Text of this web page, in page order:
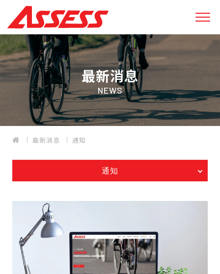
最新消息
NEWS
最新消息 通知
通知